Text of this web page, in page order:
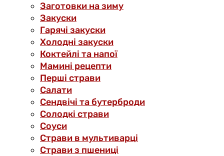
Заготовки на зиму
Закуски
Гарячі закуски
Холодні закуски
Коктейлі та напої
Мамині рецепти
Перші страви
Салати
Сендвічі та бутерброди
Солодкі страви
Соуси
Страви в мультиварці
Страви з пшениці